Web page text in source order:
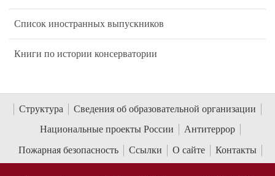
Список иностранных выпускников
Книги по истории консерватории
Структура
Сведения об образовательной организации
Национальные проекты России
Антитеррор
Пожарная безопасность
Ссылки О сайте Контакты